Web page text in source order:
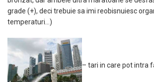
grade (+), deci trebuie sa imi reobisnuiesc
temperaturi…)
– tari in care pot intra